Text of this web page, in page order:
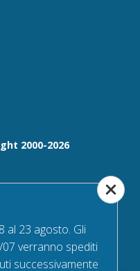
2000-2026
Italia
la Camera di
Euro 25.000,00.
al 23 agosto. Gli
verranno spediti
successivamente